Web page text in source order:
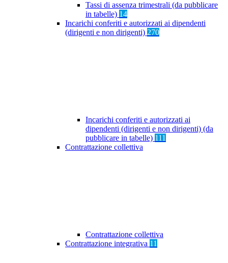
Tassi di assenza trimestrali (da pubblicare
in tabelle) 14
Incarichi conferiti e autorizzati ai dipendenti
(dirigenti e non dirigenti) 270
Incarichi conferiti e autorizzati ai
dipendenti (dirigenti e non dirigenti) (da
pubblicare in tabelle) 111
Contrattazione collettiva
Contrattazione collettiva
Contrattazione integrativa 11